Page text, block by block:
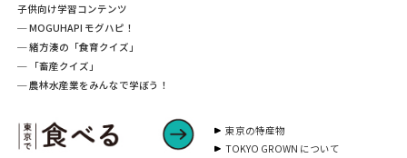
子供向け学習コンテンツ
─ MOGUHAPI モグハピ！
─ 緒方湊の「食育クイズ」
─ 「畜産クイズ」
─ 農林水産業をみんなで学ぼう！
東京の特産物
TOKYO GROWN について